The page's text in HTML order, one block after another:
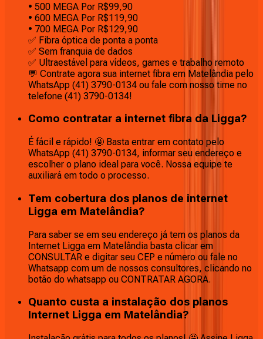
• 500 MEGA Por R$99,90
• 600 MEGA Por R$119,90
• 700 MEGA Por R$129,90
✅ Fibra óptica de ponta a ponta
✅ Sem franquia de dados
✅ Ultraestável para vídeos, games e trabalho remoto
💬 Contrate agora sua internet fibra em Matelândia pelo
WhatsApp (41) 3790-0134 ou fale com nosso time no
telefone (41) 3790-0134!
Como contratar a internet fibra da Ligga?
É fácil e rápido! 🤩 Basta entrar em contato pelo
WhatsApp (41) 3790-0134, informar seu endereço e
escolher o plano ideal para você. Nossa equipe te
auxiliará em todo o processo.
Tem cobertura dos planos de internet
Ligga em Matelândia?
Para saber se em seu endereço já tem os planos da
Internet Ligga em Matelândia basta clicar em
CONSULTAR e digitar seu CEP e número ou fale no
Whatsapp com um de nossos consultores, clicando no
botão do whatsapp ou CONTRATAR AGORA.
Quanto custa a instalação dos planos
Internet Ligga em Matelândia?